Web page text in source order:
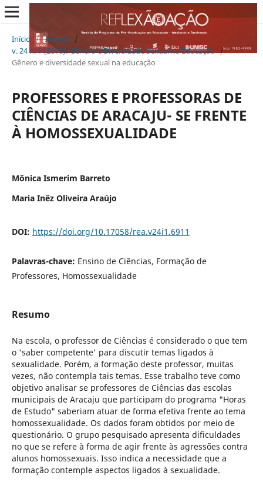
Início / Acervo
/
v. 24 n. 1 (2016): Gênero e Diversidade Sexual na Educação /
Gênero e diversidade sexual na educação
PROFESSORES E PROFESSORAS DE
CIÊNCIAS DE ARACAJU- SE FRENTE
À HOMOSSEXUALIDADE
Mônica Ismerim Barreto
Maria Inêz Oliveira Araújo
DOI: https://doi.org/10.17058/rea.v24i1.6911
Palavras-chave: Ensino de Ciências, Formação de
Professores, Homossexualidade
Resumo
Na escola, o professor de Ciências é considerado o que tem
o 'saber competente' para discutir temas ligados à
sexualidade. Porém, a formação deste professor, muitas
vezes, não contempla tais temas. Esse trabalho teve como
objetivo analisar se professores de Ciências das escolas
municipais de Aracaju que participam do programa "Horas
de Estudo" saberiam atuar de forma efetiva frente ao tema
homossexualidade. Os dados foram obtidos por meio de
questionário. O grupo pesquisado apresenta dificuldades
no que se refere à forma de agir frente às agressões contra
alunos homossexuais. Isso indica a necessidade que a
formação contemple aspectos ligados à sexualidade.